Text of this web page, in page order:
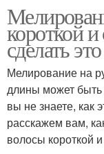
Белково-
маска
Картофельная
короткой
сделать
Мелирование на
длины может
вы не знаете, как
расскажем вам,
волосы короткой